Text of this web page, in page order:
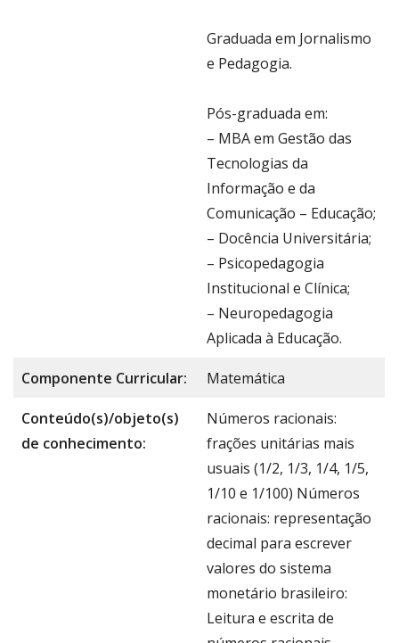
Graduada em Jornalismo
e Pedagogia.
Pós-graduada em:
– MBA em Gestão das
Tecnologias da
Informação e da
Comunicação – Educação;
– Docência Universitária;
– Psicopedagogia
Institucional e Clínica;
– Neuropedagogia
Aplicada à Educação.
Componente Curricular: Matemática
Conteúdo(s)/objeto(s)
de conhecimento:
Números racionais:
frações unitárias mais
usuais (1/2, 1/3, 1/4, 1/5,
1/10 e 1/100) Números
racionais: representação
decimal para escrever
valores do sistema
monetário brasileiro:
Leitura e escrita de